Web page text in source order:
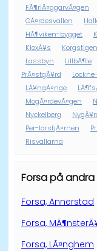
FÃ¶rlÃ¤ggarvÃ¤gen
GÃ¤rdesvallen
HÃ¶viken-bygget
KloxÃ¥s
Korgstigen
Lassbyn
LillbÃ¶le
PrÃ¤stgÃ¥rd
LÃ¥ngÃ¤nge
MogÃ¤rdevÃ¤gen
Nyckelberg
Per-larstjÃ¤rnen
Risvallarna
Forsa på
Forsa, Annerstad
Forsa,
Forsa, LÃ¤nghem